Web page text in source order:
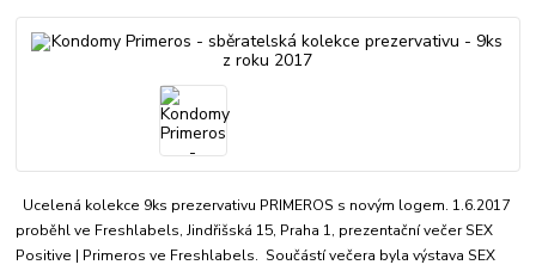
Ucelená kolekce 9ks prezervativu PRIMEROS s novým logem. 1.6.2017
proběhl ve Freshlabels, Jindřišská 15, Praha 1, prezentační večer SEX
Positive | Primeros ve Freshlabels. Součástí večera byla výstava SEX